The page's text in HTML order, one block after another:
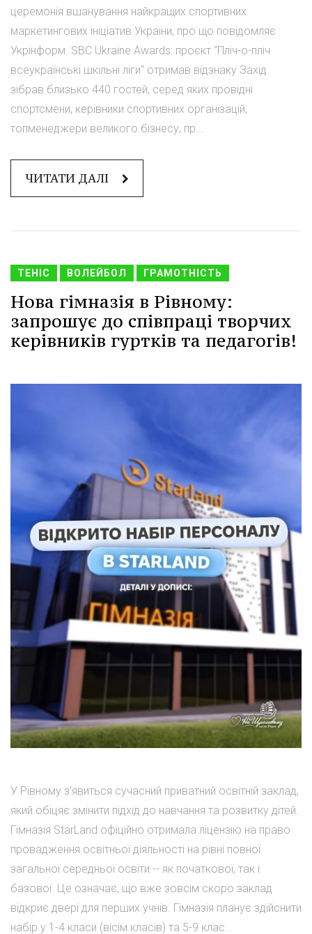
церемонія вшанування найкращих спортивних
маркетингових ініціатив України, про що повідомляє
Укрінформ. SBC Ukraine Awards: проєкт "Пліч-о-пліч
всеукраїнські шкільні ліги" отримав відзнаку Захід
зібрав близько 440 гостей, серед яких провідні
спортсмени, керівники спортивних організацій,
топменеджери великого бізнесу, пр...
ЧИТАТИ ДАЛІ
ТЕНІС ВОЛЕЙБОЛ ГРАМОТНІСТЬ
Нова гімназія в Рівному:
запрошує до співпраці творчих
керівників гуртків та педагогів!
У Рівному з'явиться сучасний приватний освітній заклад,
який обіцяє змінити підхід до навчання та розвитку дітей.
Гімназія StarLand офіційно отримала ліцензію на право
провадження освітньої діяльності на рівні повної
загальної середньої освіти -- як початкової, так і
базової. Це означає, що вже зовсім скоро заклад
відкриє двері для перших учнів. Гімназія планує здійснити
набір у 1-4 класи (вісім класів) та 5-9 клас...